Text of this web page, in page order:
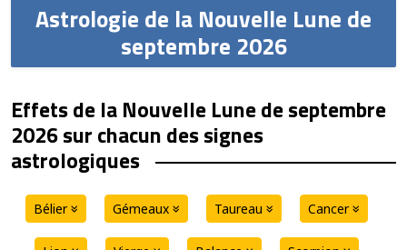
Astrologie de la Nouvelle Lune de
septembre 2026
Effets de la Nouvelle Lune de septembre
2026 sur chacun des signes
astrologiques
Bélier Gémeaux Taureau Cancer